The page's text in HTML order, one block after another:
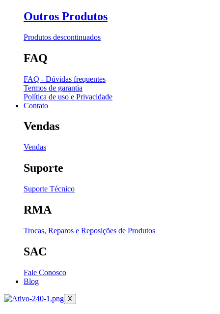
Outros Produtos
Produtos descontinuados
FAQ
FAQ - Dúvidas frequentes
Termos de garantia
Política de uso e Privacidade
Contato
Vendas
Vendas
Suporte
Suporte Técnico
RMA
Trocas, Reparos e Reposições de Produtos
SAC
Fale Conosco
Blog
X